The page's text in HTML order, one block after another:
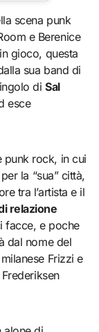
e Berenice
gioco, questa
sua band di
diSal
esce
punk rock, in cui
la “sua” città,
tra l’artista e il
relazione
facce, e poche
dal nome del
Frizzi e